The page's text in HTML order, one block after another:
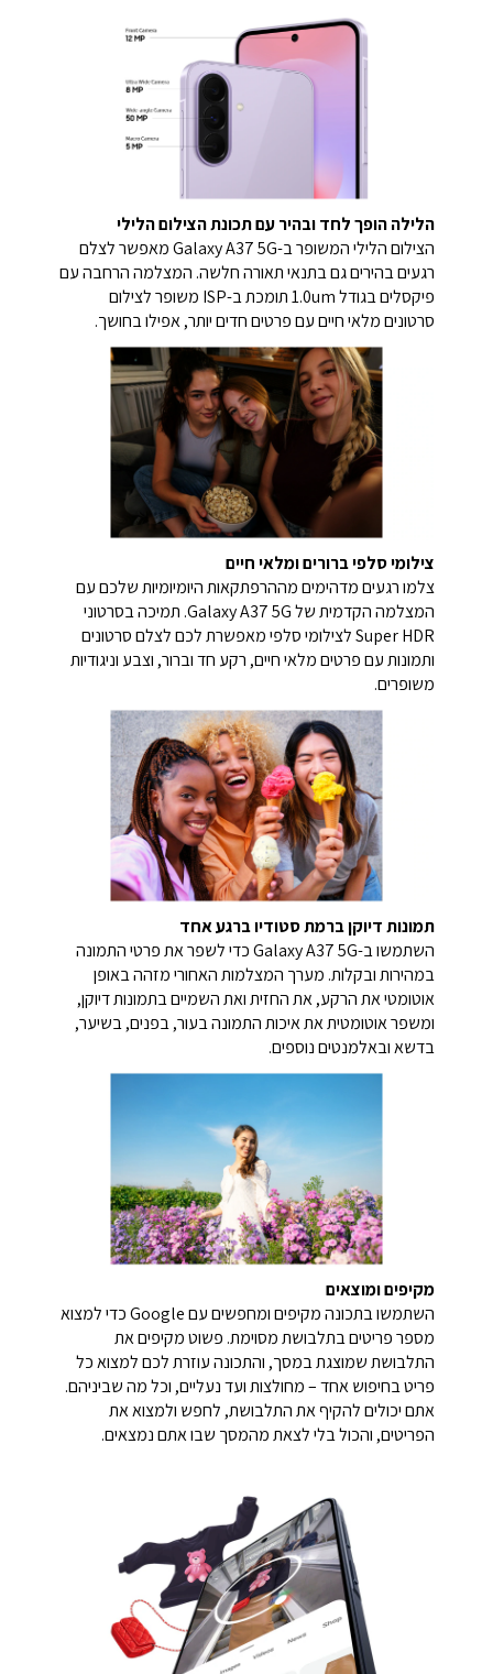
הלילה הופך לחד ובהיר עם תכונת הצילום הלילי
הצילום הלילי המשופר ב-Galaxy A37 5G מאפשר לצלם
רגעים בהירים גם בתנאי תאורה חלשה. המצלמה הרחבה עם
פיקסלים בגודל 1.0um תומכת ב-ISP משופר לצילום
סרטונים מלאי חיים עם פרטים חדים יותר, אפילו בחושך.
צילומי סלפי ברורים ומלאי חיים
צלמו רגעים מדהימים מההרפתקאות היומיומיות שלכם עם
המצלמה הקדמית של Galaxy A37 5G. תמיכה בסרטוני
Super HDR לצילומי סלפי מאפשרת לכם לצלם סרטונים
ותמונות עם פרטים מלאי חיים, רקע חד וברור, וצבע וניגודיות
משופרים.
תמונות דיוקן ברמת סטודיו ברגע אחד
השתמשו ב-Galaxy A37 5G כדי לשפר את פרטי התמונה
במהירות ובקלות. מערך המצלמות האחורי מזהה באופן
אוטומטי את הרקע, את החזית ואת השמיים בתמונות דיוקן,
ומשפר אוטומטית את איכות התמונה בעור, בפנים, בשיער,
בדשא ובאלמנטים נוספים.
מקיפים ומוצאים
השתמשו בתכונה מקיפים ומחפשים עם Google כדי למצוא
מספר פריטים בתלבושת מסוימת. פשוט מקיפים את
התלבושת שמוצגת במסך, והתכונה עוזרת לכם למצוא כל
פריט בחיפוש אחד – מחולצות ועד נעליים, וכל מה שביניהם.
אתם יכולים להקיף את התלבושת, לחפש ולמצוא את
הפריטים, והכול בלי לצאת מהמסך שבו אתם נמצאים.